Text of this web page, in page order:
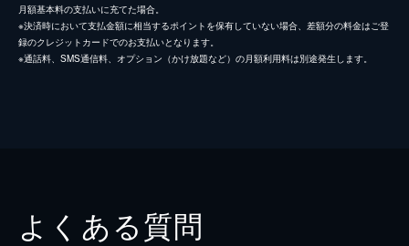
月額基本料の支払いに充てた場合。
※決済時において支払金額に相当するポイントを保有していない場合、差額分の料金はご登
録のクレジットカードでのお支払いとなります。
※通話料、SMS通信料、オプション（かけ放題など）の月額利用料は別途発生します。
よくある質問